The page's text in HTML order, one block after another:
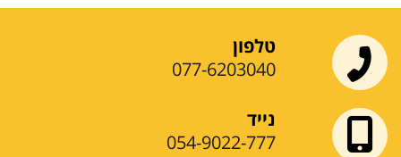
טלפון
077-6203040
נייד
054-9022-777